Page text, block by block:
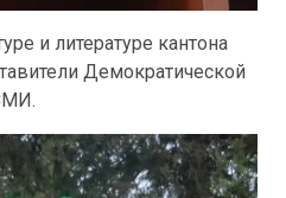
и литературе кантона
Демократической